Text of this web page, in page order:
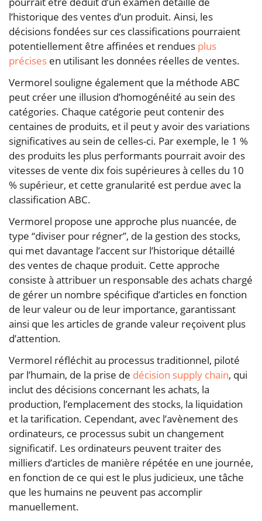
l’historique des ventes d’un produit. Ainsi, les
décisions fondées sur ces classifications pourraient
potentiellement être affinées et rendues plus
précises en utilisant les données réelles de ventes.
Vermorel souligne également que la méthode ABC
peut créer une illusion d’homogénéité au sein des
catégories. Chaque catégorie peut contenir des
centaines de produits, et il peut y avoir des variations
significatives au sein de celles-ci. Par exemple, le 1 %
des produits les plus performants pourrait avoir des
vitesses de vente dix fois supérieures à celles du 10
% supérieur, et cette granularité est perdue avec la
classification ABC.
Vermorel propose une approche plus nuancée, de
type “diviser pour régner”, de la gestion des stocks,
qui met davantage l’accent sur l’historique détaillé
des ventes de chaque produit. Cette approche
consiste à attribuer un responsable des achats chargé
de gérer un nombre spécifique d’articles en fonction
de leur valeur ou de leur importance, garantissant
ainsi que les articles de grande valeur reçoivent plus
d’attention.
Vermorel réfléchit au processus traditionnel, piloté
par l’humain, de la prise de décision supply chain, qui
inclut des décisions concernant les achats, la
production, l’emplacement des stocks, la liquidation
et la tarification. Cependant, avec l’avènement des
ordinateurs, ce processus subit un changement
significatif. Les ordinateurs peuvent traiter des
milliers d’articles de manière répétée en une journée,
en fonction de ce qui est le plus judicieux, une tâche
que les humains ne peuvent pas accomplir
manuellement.